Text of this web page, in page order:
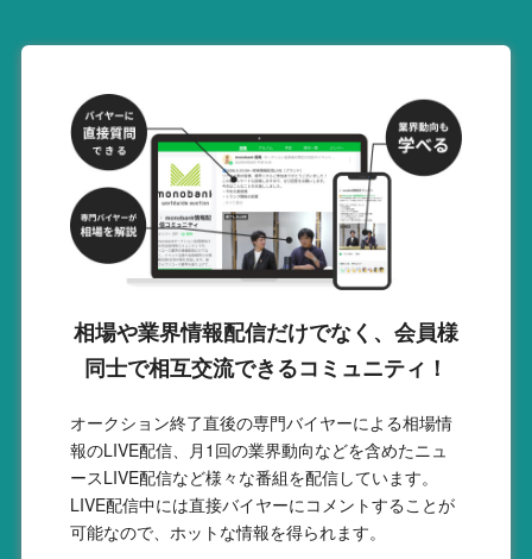
相場や業界情報配信だけでなく、会員様
同士で相互交流できるコミュニティ！
オークション終了直後の専門バイヤーによる相場情
報のLIVE配信、月1回の業界動向などを含めたニュ
ースLIVE配信など様々な番組を配信しています。
LIVE配信中には直接バイヤーにコメントすることが
可能なので、ホットな情報を得られます。